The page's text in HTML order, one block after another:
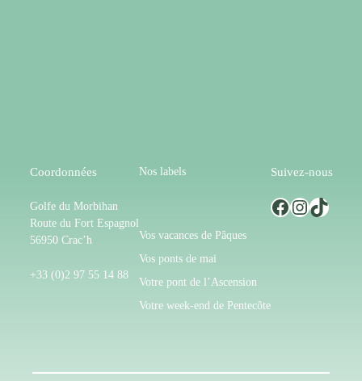
Coordonnées
Golfe du Morbihan
Route du Fort Espagnol
56950 Crac’h
+33 (0)2 97 55 14 88
Nos labels
Vos vacances de Pâques
Vos ponts de mai
Votre pont de l’Ascension
Votre week-end de Pentecôte
Suivez-nous
Facebook InstagramTikTok